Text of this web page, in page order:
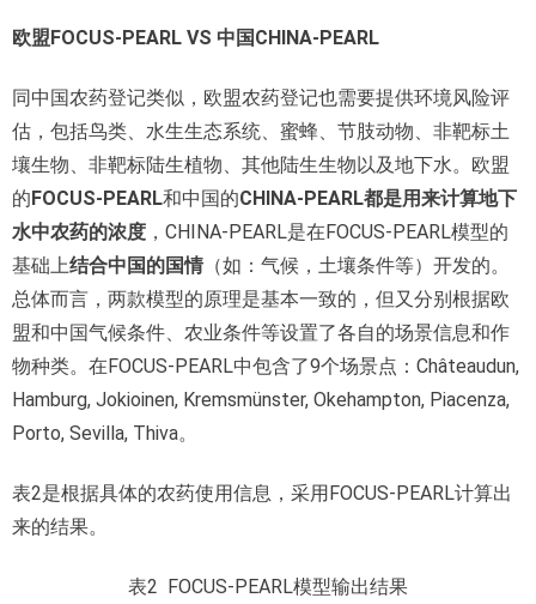
欧盟FOCUS-PEARL VS 中国CHINA-PEARL
同中国农药登记类似，欧盟农药登记也需要提供环境风险评
估，包括鸟类、水生生态系统、蜜蜂、节肢动物、非靶标土
壤生物、非靶标陆生植物、其他陆生生物以及地下水。欧盟
的FOCUS-PEARL和中国的CHINA-PEARL都是用来计算地下
水中农药的浓度 ，CHINA-PEARL是在FOCUS-PEARL模型的
基础上结合中国的国情（如：气候，土壤条件等）开发的。
总体而言，两款模型的原理是基本一致的，但又分别根据欧
盟和中国气候条件、农业条件等设置了各自的场景信息和作
物种类。在FOCUS-PEARL中包含了9个场景点：Châteaudun,
Hamburg, Jokioinen, Kremsmünster, Okehampton, Piacenza,
Porto, Sevilla, Thiva。
表2是根据具体的农药使用信息，采用FOCUS-PEARL计算出
来的结果。
表2 FOCUS-PEARL模型输出结果